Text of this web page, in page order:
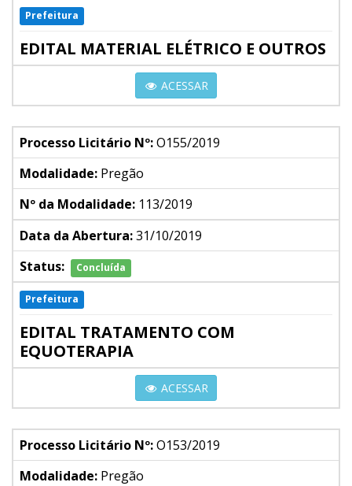
Prefeitura
EDITAL MATERIAL ELÉTRICO E OUTROS
ACESSAR
Processo Licitário Nº:O155/2019
Modalidade: Pregão
Nº da Modalidade: 113/2019
Data da Abertura:31/10/2019
Status:
Concluída
Prefeitura
EDITAL TRATAMENTO COM
EQUOTERAPIA
ACESSAR
Processo Licitário Nº:O153/2019
Modalidade: Pregão